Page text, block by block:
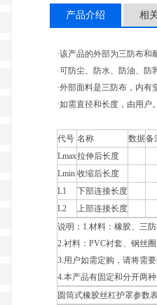
产品介绍 相
·该产品的外部为三防布
·可防尘、防水、防油、防
·外部面料是三防布，内
·如需直径和长度，由用户
代号 名称 数据备
Lmax拉伸后长度
Lmin 收缩后长度
L1
下部连接长度
L2
上部连接长度
说明：1.材料：橡胶、三
2.衬料：PVC衬套、钢丝
3.用户如需定购，请将需
4.本产品有固定和分开两
圆筒式橡胶丝杠护罩参数